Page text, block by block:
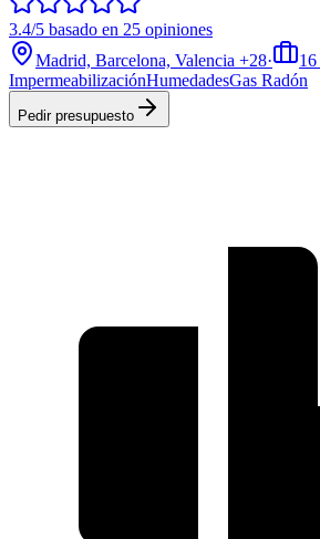
3.4/5 basado en 25 opiniones
Madrid, Barcelona, Valencia +28· 16
ImpermeabilizaciónHumedadesGas Radón
Pedir presupuesto